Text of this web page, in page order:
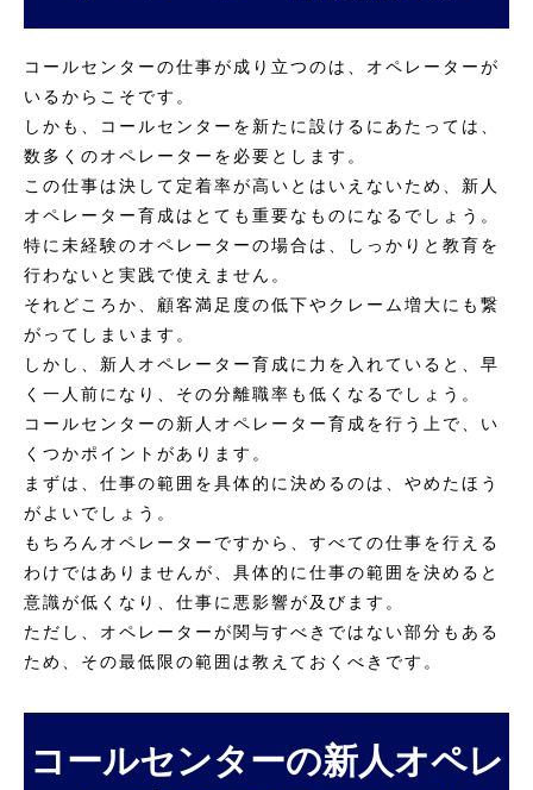
コールセンターの仕事が成り立つのは、オペレーターが
いるからこそです。
しかも、コールセンターを新たに設けるにあたっては、
数多くのオペレーターを必要とします。
この仕事は決して定着率が高いとはいえないため、新人
オペレーター育成はとても重要なものになるでしょう。
特に未経験のオペレーターの場合は、しっかりと教育を
行わないと実践で使えません。
それどころか、顧客満足度の低下やクレーム増大にも繋
がってしまいます。
しかし、新人オペレーター育成に力を入れていると、早
く一人前になり、その分離職率も低くなるでしょう。
コールセンターの新人オペレーター育成を行う上で、い
くつかポイントがあります。
まずは、仕事の範囲を具体的に決めるのは、やめたほう
がよいでしょう。
もちろんオペレーターですから、すべての仕事を行える
わけではありませんが、具体的に仕事の範囲を決めると
意識が低くなり、仕事に悪影響が及びます。
ただし、オペレーターが関与すべきではない部分もある
ため、その最低限の範囲は教えておくべきです。
コールセンターの新人オペレ